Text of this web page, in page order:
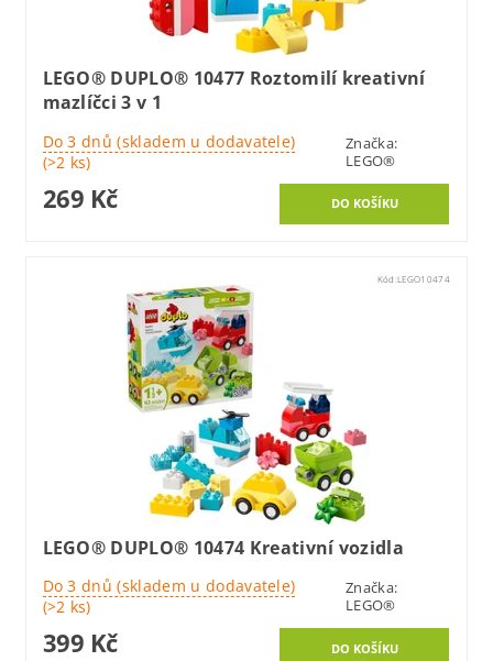
LEGO® DUPLO® 10477 Roztomilí kreativní
mazlíčci 3 v 1
Do 3 dnů (skladem u dodavatele)
(>2 ks)
Značka:
LEGO®
269 Kč
Kód:LEGO10474
LEGO® DUPLO® 10474 Kreativní vozidla
Do 3 dnů (skladem u dodavatele)
(>2 ks)
Značka:
LEGO®
399 Kč